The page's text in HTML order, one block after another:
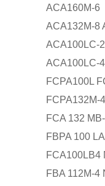
ACA160M-
ACA132M-8
ACA100LC-
FCPA100L
FCPA132M-
FCA 132
FBPA 100
FCA100LB4
FBA 112M-4